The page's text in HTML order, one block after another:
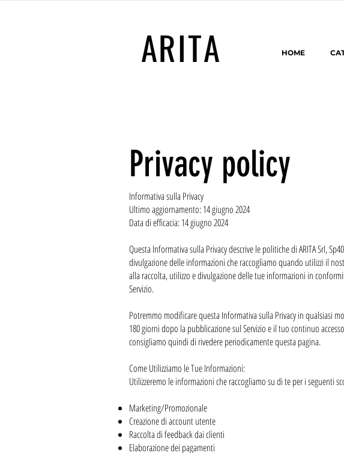
ARITA HOME
Privacy policy
Informativa sulla Privacy
Ultimo aggiornamento: 14 giugno 2024
Data di efficacia: 14 giugno 2024
Questa Informativa sulla Privacy descrive le politiche di ARITA Srl,
divulgazione delle informazioni che raccogliamo quando utilizzi il
alla raccolta, utilizzo e divulgazione delle tue informazioni in
Servizio.
Potremmo modificare questa Informativa sulla Privacy in qualsiasi
180 giorni dopo la pubblicazione sul Servizio e il tuo continuo
consigliamo quindi di rivedere periodicamente questa pagina.
Come Utilizziamo le Tue Informazioni:
Utilizzeremo le informazioni che raccogliamo su di te per i seguenti
Marketing/Promozionale
Creazione di account utente
Raccolta di feedback dai clienti
Elaborazione dei pagamenti